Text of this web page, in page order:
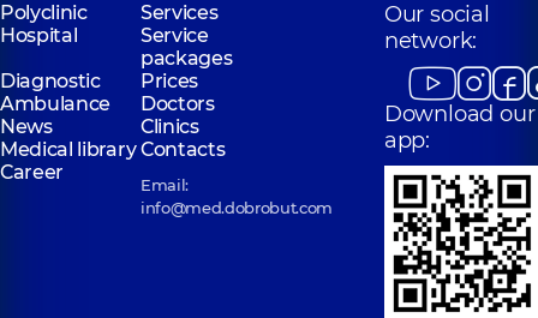
Polyclinic
Services
Hospital
Service
packages
Diagnostic
Prices
Ambulance
Doctors
News
Clinics
Medical libraryContacts
Career
Email:
info@med.dobrobut.com
Our social
network:
Download our
app: